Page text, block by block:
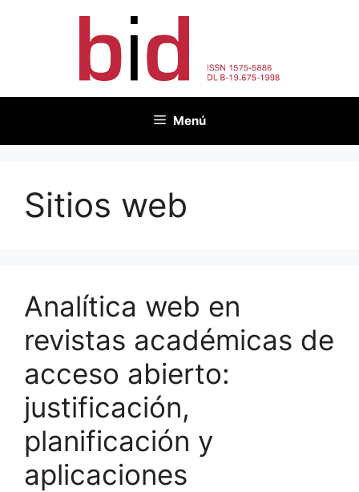
Menú
Sitios web
Analítica web en
revistas académicas de
acceso abierto:
justificación,
planificación y
aplicaciones